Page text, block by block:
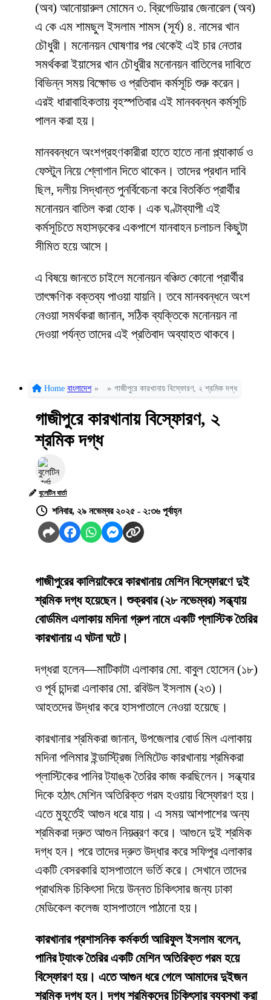
(অব) আনোয়ারুল মোমেন ৩. ব্রিগেডিয়ার জেনারেল (অব)
এ কে এম শামছুল ইসলাম শামস (সূর্য) ৪. নাসের খান
চৌধুরী। মনোনয়ন ঘোষণার পর থেকেই এই চার নেতার
সমর্থকরা ইয়াসের খান চৌধুরীর মনোনয়ন বাতিলের দাবিতে
বিভিন্ন সময় বিক্ষোভ ও প্রতিবাদ কর্মসূচি শুরু করেন।
এরই ধারাবাহিকতায় বৃহস্পতিবার এই মানববন্ধন কর্মসূচি
পালন করা হয়।
মানববন্ধনে অংশগ্রহণকারীরা হাতে হাতে নানা প্ল্যাকার্ড ও
ফেস্টুন নিয়ে শ্লোগান দিতে থাকেন। তাদের প্রধান দাবি
ছিল, দলীয় সিদ্ধান্ত পুনর্বিবেচনা করে বিতর্কিত প্রার্থীর
মনোনয়ন বাতিল করা হোক। এক ঘণ্টাব্যাপী এই
কর্মসূচিতে মহাসড়কের একপাশে যানবাহন চলাচল কিছুটা
সীমিত হয়ে আসে।
এ বিষয়ে জানতে চাইলে মনোনয়ন বঞ্চিত কোনো প্রার্থীর
তাৎক্ষণিক বক্তব্য পাওয়া যায়নি। তবে মানববন্ধনে অংশ
নেওয়া সমর্থকরা জানান, সঠিক ব্যক্তিকে মনোনয়ন না
দেওয়া পর্যন্ত তাদের এই প্রতিবাদ অব্যাহত থাকবে।
Home বাংলাদেশ » » গাজীপুরে কারখানায় বিস্ফোরণ, ২ শ্রমিক দগ্ধ
গাজীপুরে কারখানায় বিস্ফোরণ, ২
শ্রমিক দগ্ধ
বুলেটিন বার্তা
শনিবার, ২৯ নভেম্বর ২০২৫ - ২:৩৬ পূর্বাহ্ন
গাজীপুরের কালিয়াকৈরে কারখানায় মেশিন বিস্ফোরণে দুই
শ্রমিক দগ্ধ হয়েছেন। শুক্রবার (২৮ নভেম্বর) সন্ধ্যায়
বোর্ডমিল এলাকায় মদিনা গ্রুপ নামে একটি প্লাস্টিক তৈরির
কারখানায় এ ঘটনা ঘটে।
দগ্ধরা হলেন—মাটিকাটা এলাকার মো. বাবুল হোসেন (১৮)
ও পূর্ব চান্দরা এলাকার মো. রবিউল ইসলাম (২৩)।
আহতদের উদ্ধার করে হাসপাতালে নেওয়া হয়েছে।
কারখানার শ্রমিকরা জানান, উপজেলার বোর্ড মিল এলাকায়
মদিনা পলিমার ইন্ডাস্ট্রিজ লিমিটেড কারখানায় শ্রমিকরা
প্লাস্টিকের পানির ট্যাঙ্ক তৈরির কাজ করছিলেন। সন্ধ্যার
দিকে হঠাৎ মেশিন অতিরিক্ত গরম হওয়ায় বিস্ফোরণ হয়।
এতে মুহূর্তেই আগুন ধরে যায়। এ সময় আশপাশের অন্য
শ্রমিকরা দ্রুত আগুন নিয়ন্ত্রণ করে। আগুনে দুই শ্রমিক
দগ্ধ হন। পরে তাদের দ্রুত উদ্ধার করে সফিপুর এলাকার
একটি বেসরকারি হাসপাতালে ভর্তি করে। সেখানে তাদের
প্রাথমিক চিকিৎসা দিয়ে উন্নত চিকিৎসার জন্য ঢাকা
মেডিকেল কলেজ হাসপাতালে পাঠানো হয়।
কারখানার প্রশাসনিক কর্মকর্তা আরিফুল ইসলাম বলেন,
পানির ট্যাংক তৈরির একটি মেশিন অতিরিক্ত গরম হয়ে
বিস্ফোরণ হয়। এতে আগুন ধরে গেলে আমাদের দুইজন
শ্রমিক দগ্ধ হন। দগ্ধ শ্রমিকদের চিকিৎসার ব্যবস্থা করা